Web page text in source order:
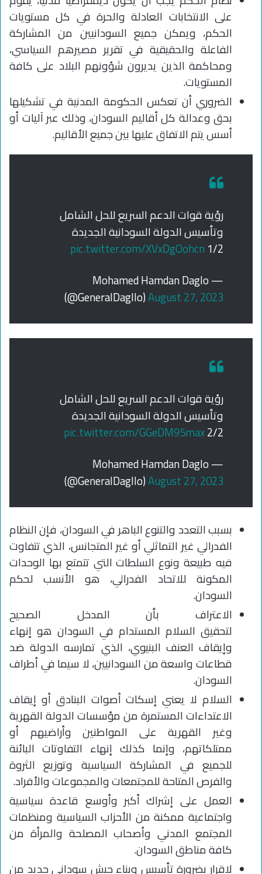
على الانتخابات العادلة والحرة في كل مستويات
الحكم، ويمكن جميع السودانيين من المشاركة
الفاعلة والحقيقية في تقرير مصيرهم السياسي،
ومحاكمة الذين يديرون شؤونهم البلاد على كافة
المستويات.
الضروري أن تعكس الحكومة المدنية في تشكيلها
بحق وعدالة كل أقاليم السودان، وذلك عبر آليات أو
أسس يتم الاتفاق عليها بين جميع الأقاليم.
رؤية قوات الدعم السريع للحل الشامل
وتأسيس الدولة السودانية الجديدة
1/2
pic.twitter.com/XVxDgOohcn
— Mohamed Hamdan Daglo
(@GeneralDagllo)August 27, 2023
رؤية قوات الدعم السريع للحل الشامل
وتأسيس الدولة السودانية الجديدة
2/2
pic.twitter.com/GGeDM95max
— Mohamed Hamdan Daglo
(@GeneralDagllo)August 27, 2023
بسبب التعدد والتنوع الباهر في السودان، فإن النظام
الفدرالي غير التماثلي أو غير المتجانس، الذي تتفاوت
فيه طبيعة ونوع السلطات التي تتمتع بها الوحدات
المكونة للاتحاد الفدرالي، هو الأنسب لحكم
السودان.
الاعتراف بأن المدخل الصحيح
لتحقيق السلام المستدام في السودان هو إنهاء
وإيقاف العنف البنيوي، الذي تمارسه الدولة ضد
قطاعات واسعة من السودانيين، لا سيما في أطراف
السودان.
السلام لا يعني إسكات أصوات البنادق أو إيقاف
الاعتداءات المستمرة من مؤسسات الدولة القهرية
وغير القهرية على المواطنين وأراضيهم أو
ممتلكاتهم، وإنما كذلك إنهاء التفاوتات البائنة
للجميع في المشاركة السياسية وتوزيع الثروة
والفرص المتاحة للمجتمعات والمجموعات والأفراد.
العمل على إشراك أكبر وأوسع قاعدة سياسية
واجتماعية ممكنة من الأحزاب السياسية ومنظمات
المجتمع المدني وأصحاب المصلحة والمرأة من
كافة مناطق السودان.
لإقرار بضرورة تأسيس وبناء جيش سوداني جديد من